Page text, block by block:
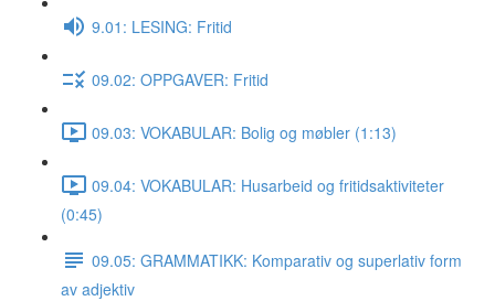
9.01: LESING: Fritid
09.02: OPPGAVER: Fritid
09.03: VOKABULAR: Bolig og møbler (1:13)
09.04: VOKABULAR: Husarbeid og fritidsaktiviteter
(0:45)
09.05: GRAMMATIKK: Komparativ og superlativ form
av adjektiv